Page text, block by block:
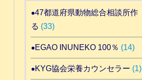
47都道府県動物総合相談所作
る (33)
EGAO INUNEKO 100％ (14)
KYG協会栄養カウンセラー (1)